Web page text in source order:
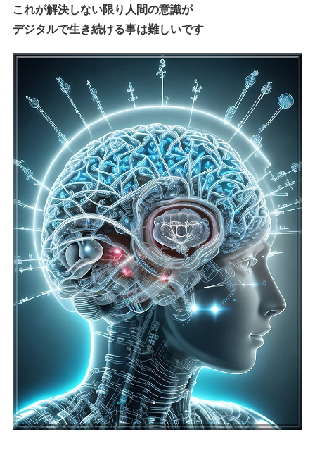
これが解決しない限り人間の意識が
デジタルで生き続ける事は難しいです